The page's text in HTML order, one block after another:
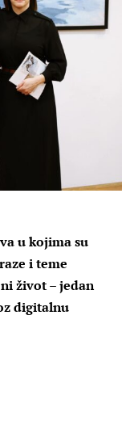
u kojima su
i teme
život – jedan
digitalnu